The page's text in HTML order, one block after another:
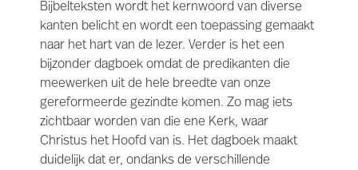
Bijbelteksten wordt het kernwoord van diverse
kanten belicht en wordt een toepassing gemaakt
naar het hart van de lezer. Verder is het een
bijzonder dagboek omdat de predikanten die
meewerken uit de hele breedte van onze
gereformeerde gezindte komen. Zo mag iets
zichtbaar worden van die ene Kerk, waar
Christus het Hoofd van is. Het dagboek maakt
duidelijk dat er, ondanks de verschillende